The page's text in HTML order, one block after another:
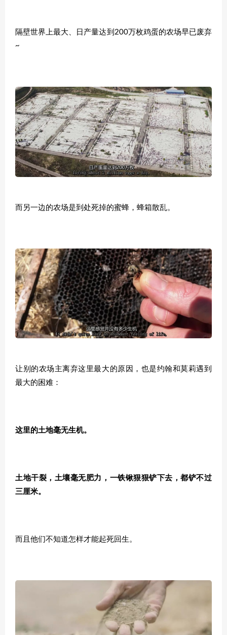
隔壁世界上最大、日产量达到200万枚鸡蛋的农场早已废弃
~
而另一边的农场是到处死掉的蜜蜂，蜂箱散乱。
让别的农场主离弃这里最大的原因，也是约翰和莫莉遇到
最大的困难：
这里的土地毫无生机。
土地干裂，土壤毫无肥力，一铁锹狠狠铲下去，都铲不过
三厘米。
而且他们不知道怎样才能起死回生。